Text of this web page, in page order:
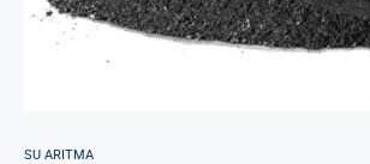
SU ARITMA